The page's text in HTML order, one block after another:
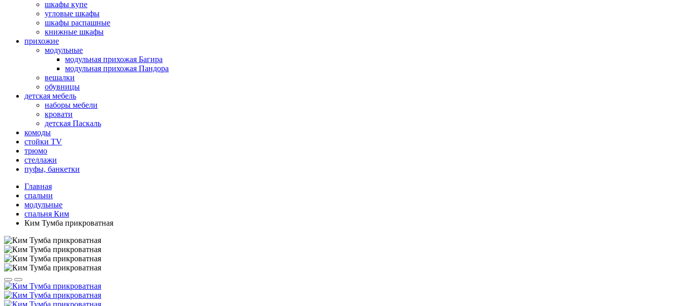
шкафы купе
угловые шкафы
шкафы распашные
книжные шкафы
прихожие
модульные
модульная прихожая Багира
модульная прихожая Пандора
вешалки
обувницы
детская мебель
наборы мебели
кровати
детская Паскаль
комоды
стойки TV
трюмо
стеллажи
пуфы, банкетки
Главная
спальни
модульные
спальня Ким
Ким Тумба прикроватная